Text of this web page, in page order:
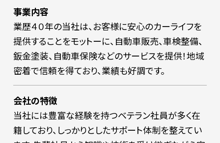
事業内容
業歴４０年の当社は、お客様に安心のカーライフを
提供することをモットーに、自動車販売、車検整備、
鈑金塗装、自動車保険などのサービスを提供！地域
密着で信頼を得ており、業績も好調です。
会社の特徴
当社には豊富な経験を持つベテラン社員が多く在
籍しており、しっかりとしたサポート体制を整えてい